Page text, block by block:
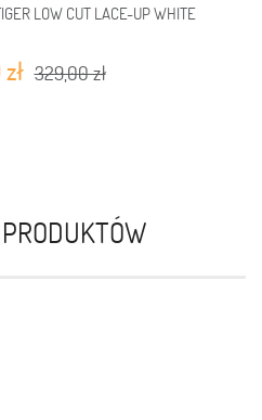
LOW CUT LACE-UP WHITE
329,00 zł